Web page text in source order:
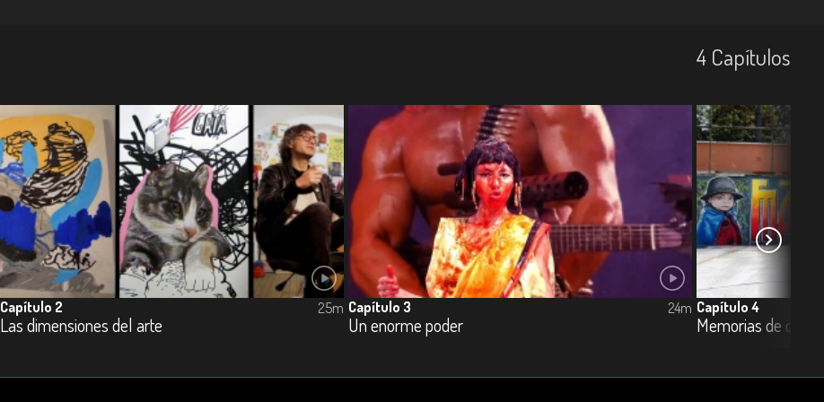
4 Capí­tulos
Capítulo 2
Las dimensiones del arte
25m Capítulo 3
Un enorme poder
24m Capítulo 4
Memorias de